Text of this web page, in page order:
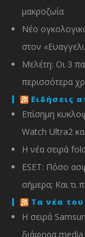
μακροζωία
Νέο
στον
Μελέτη: Οι 3
περισσότερα
Ειδήσεις
Επίσημη
Watch Ultra2
Η νέα σειρά
ESET: Πόσο
σήμερα; Και τι
Τα νέα
Η σειρά
διάφορα